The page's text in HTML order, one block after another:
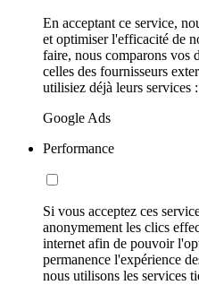
En acceptant ce service,
et optimiser l'efficacité de
faire, nous comparons vos
celles des fournisseurs
utilisiez déjà leurs services :
Google Ads
Performance
Si vous acceptez ces
anonymement les clics
internet afin de pouvoir
permanence l'expérience
nous utilisons les services